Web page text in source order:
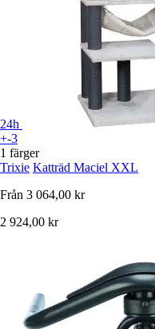
24h
+-3
1 färger
Trixie Katträd Maciel XXL
Från 3 064,00 kr
2 924,00 kr